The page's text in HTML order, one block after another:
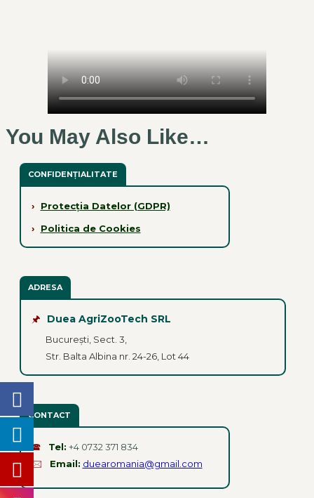
You May Also Like…
CONFIDENȚIALITATE
›
Protecția Datelor (GDPR)
›
Politica de Cookies
ADRESA
🖈 Duea AgriZooTech SRL
București, Sect. 3,
Str. Balta Albina nr. 24-26, Lot 44
CONTACT
🕿 Tel: +4 0732 371 834
🖂
Email: duearomania@gmail.com